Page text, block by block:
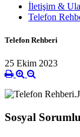
İletişim &
Telefon
Telefon Rehberi
25 Ekim 2023
Sosyal